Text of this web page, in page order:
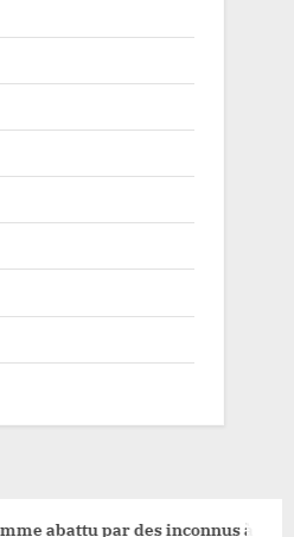
abattu par des inconnus à